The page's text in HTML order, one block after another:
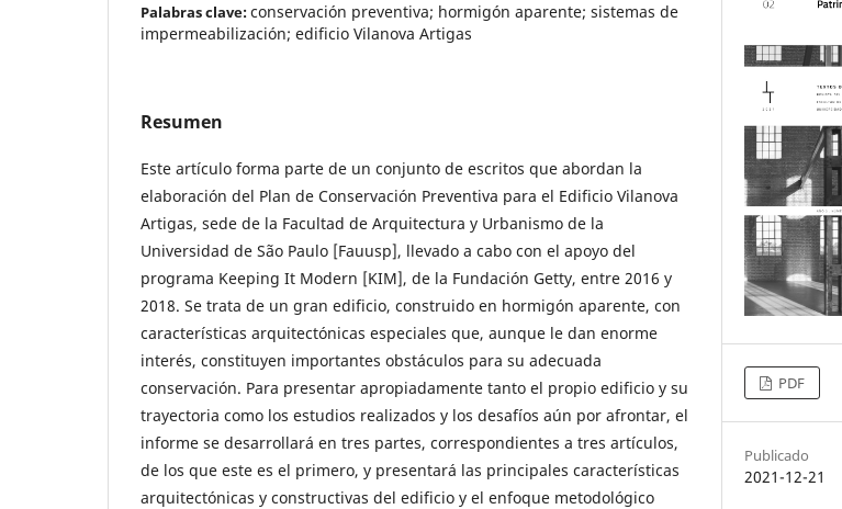
Palabras clave:conservación preventiva; hormigón aparente; sistemas de
impermeabilización; edificio Vilanova Artigas
Resumen
Este artículo forma parte de un conjunto de escritos que abordan la
elaboración del Plan de Conservación Preventiva para el Edificio Vilanova
Artigas, sede de la Facultad de Arquitectura y Urbanismo de la
Universidad de São Paulo [Fauusp], llevado a cabo con el apoyo del
programa Keeping It Modern [KIM], de la Fundación Getty, entre 2016 y
2018. Se trata de un gran edificio, construido en hormigón aparente, con
características arquitectónicas especiales que, aunque le dan enorme
interés, constituyen importantes obstáculos para su adecuada
conservación. Para presentar apropiadamente tanto el propio edificio y su
trayectoria como los estudios realizados y los desafíos aún por afrontar, el
informe se desarrollará en tres partes, correspondientes a tres artículos,
de los que este es el primero, y presentará las principales características
arquitectónicas y constructivas del edificio y el enfoque metodológico
PDF
Publicado
2021-12-21